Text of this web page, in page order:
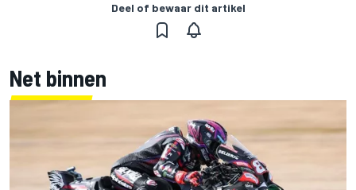
Deel of bewaar dit artikel
Net binnen